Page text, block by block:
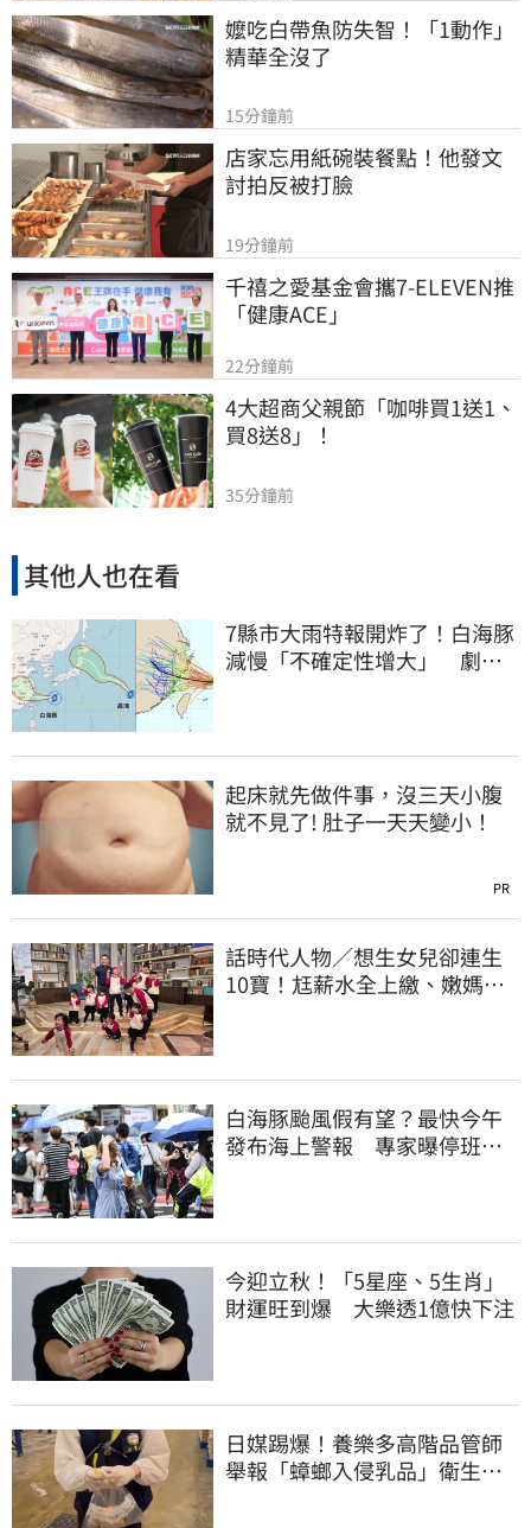
嬤吃白帶魚防失智！「1動作」
精華全沒了
15分鐘前
店家忘用紙碗裝餐點！他發文
討拍反被打臉
19分鐘前
千禧之愛基金會攜7-ELEVEN推
「健康ACE」
22分鐘前
4大超商父親節「咖啡買1送1、
買8送8」！
35分鐘前
其他人也在看
7縣市大雨特報開炸了！白海豚
減慢「不確定性增大」 劇烈
起床就先做件事，沒三天小腹
就不見了! 肚子一天天變小！
PR
話時代人物／想生女兒卻連生
10寶！尪薪水全上繳、嫩媽吐
白海豚颱風假有望？最快今午
發布海上警報 專家曝停班停
今迎立秋！「5星座、5生肖」
財運旺到爆 大樂透1億快下注
日媒踢爆！養樂多高階品管師
舉報「蟑螂入侵乳品」衛生局